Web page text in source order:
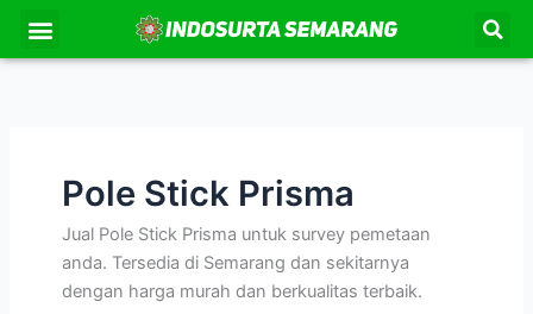
konten
Menu
Pole Stick Prisma
Jual Pole Stick Prisma untuk survey pemetaan
anda. Tersedia di Semarang dan sekitarnya
dengan harga murah dan berkualitas terbaik.